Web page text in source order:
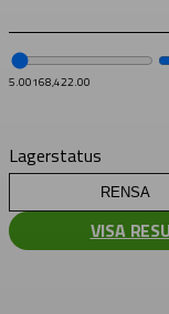
5.00168,422.00
Lagerstatus
RENSA
VISA